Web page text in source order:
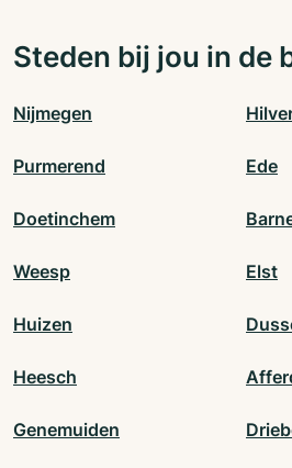
Steden bij jou in de
Nijmegen
Purmerend Ede
Doetinchem
Weesp Elst
Huizen
Heesch
Genemuiden